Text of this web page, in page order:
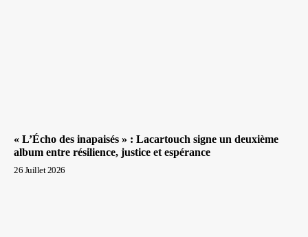
« L’Écho des inapaisés » : Lacartouch signe un deuxième
album entre résilience, justice et espérance
26 Juillet 2026